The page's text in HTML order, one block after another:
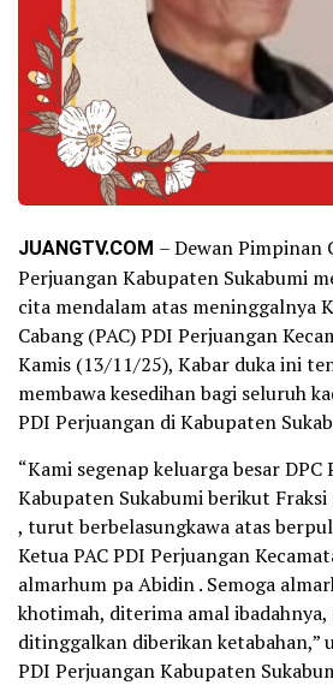
JUANGTV.COM – Dewan Pimpinan
Perjuangan Kabupaten Sukabumi
cita mendalam atas meninggalnya
Cabang (PAC) PDI Perjuangan
Kamis (13/11/25), Kabar duka ini
membawa kesedihan bagi seluruh
PDI Perjuangan di Kabupaten
“Kami segenap keluarga besar
Kabupaten Sukabumi berikut
, turut berbelasungkawa atas
Ketua PAC PDI Perjuangan
almarhum pa Abidin . Semoga
khotimah, diterima amal
ditinggalkan diberikan ketabahan,”
PDI Perjuangan Kabupaten